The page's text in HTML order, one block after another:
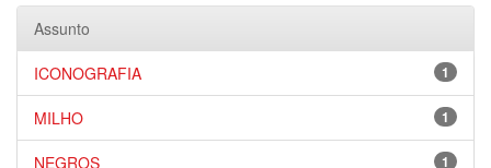
Assunto
1
ICONOGRAFIA
1
MILHO
1
NEGROS